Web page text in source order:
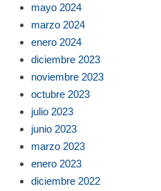
mayo 2024
marzo 2024
enero 2024
diciembre 2023
noviembre 2023
octubre 2023
julio 2023
junio 2023
marzo 2023
enero 2023
diciembre 2022